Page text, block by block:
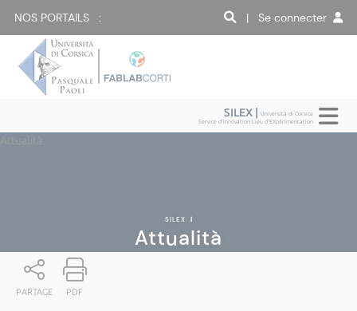
NOS PORTAILS : | Se connecter
SILEX |Università di Corsica
Service d'Innovation Lieu d'EXpérimentation
Attualità
SILEX |
Attualità
PARTAGE PDF